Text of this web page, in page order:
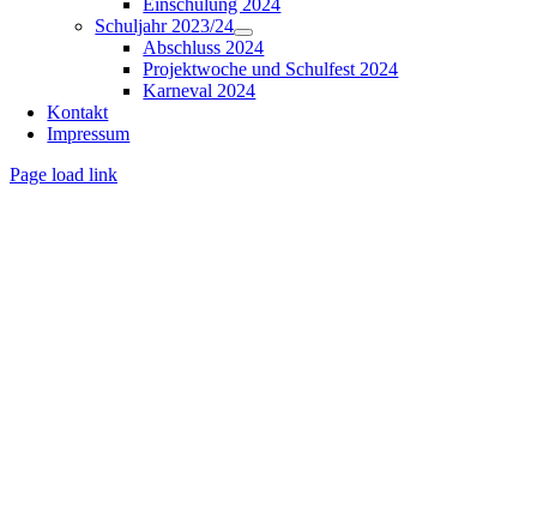
Einschulung 2024
Schuljahr 2023/24
Abschluss 2024
Projektwoche und Schulfest 2024
Karneval 2024
Kontakt
Impressum
Page load link